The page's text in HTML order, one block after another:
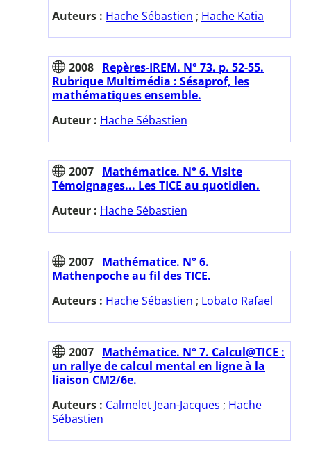
Auteurs : Hache Sébastien ; Hache Katia
2008 Repères-IREM. N° 73. p. 52-55.
Rubrique Multimédia : Sésaprof, les
mathématiques ensemble.
Auteur : Hache Sébastien
2007 Mathématice. N° 6. Visite
Témoignages... Les TICE au quotidien.
Auteur : Hache Sébastien
2007 Mathématice. N° 6.
Mathenpoche au fil des TICE.
Auteurs : Hache Sébastien ; Lobato Rafael
2007 Mathématice. N° 7. Calcul@TICE :
un rallye de calcul mental en ligne à la
liaison CM2/6e.
Auteurs : Calmelet Jean-Jacques ; Hache
Sébastien